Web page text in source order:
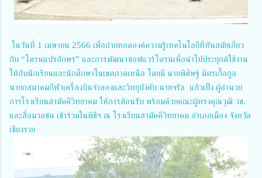
ในวันที่ 1 เมษายน 2566 เพื่อถ่ายทอดองค์ความรู้เทคโนโลยีที่ทันสมัยเกี่ยว
กับ “โดรนแปรอักษร” และการพัฒนาซอฟแวร์โดรนเพื่อนำไปประยุกต์ใช้งาน
ให้กับนักเรียนและนักศึกษาในเขตภาคเหนือ โดยมี นายพิศิษฐ์ มิตรเกื้อกูล
นายกสมาคมกีฬาเครื่องบินจำลองและวิทยุบังคับ นายจรัล แก้วเป็ง ผู้อำนวย
การโรงเรียนสามัคคีวิทยาคม ให้การต้อนรับ พร้อมด้วยคณะผู้ทรงคุณวุฒิ วช.
และสื่อมวลชน เข้าร่วมในพิธีฯ ณ โรงเรียนสามัคคีวิทยาคม อำเภอเมือง จังหวัด
เชียงราย